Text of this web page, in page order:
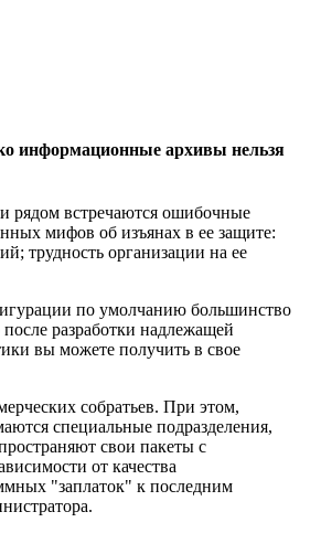
информационные архивы нельзя
рядом встречаются ошибочные
мифов об изъянах в ее защите:
трудность организации на ее
по умолчанию большинство
разработки надлежащей
вы можете получить в свое
собратьев. При этом,
специальные подразделения,
свои пакеты с
от качества
"заплаток" к последним